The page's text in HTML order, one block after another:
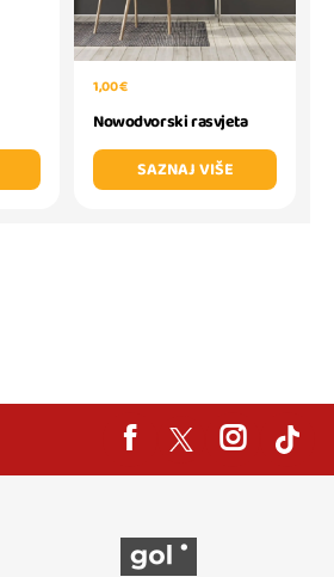
1,00 €
Nowodvorski rasvjeta
SAZNAJ VIŠE